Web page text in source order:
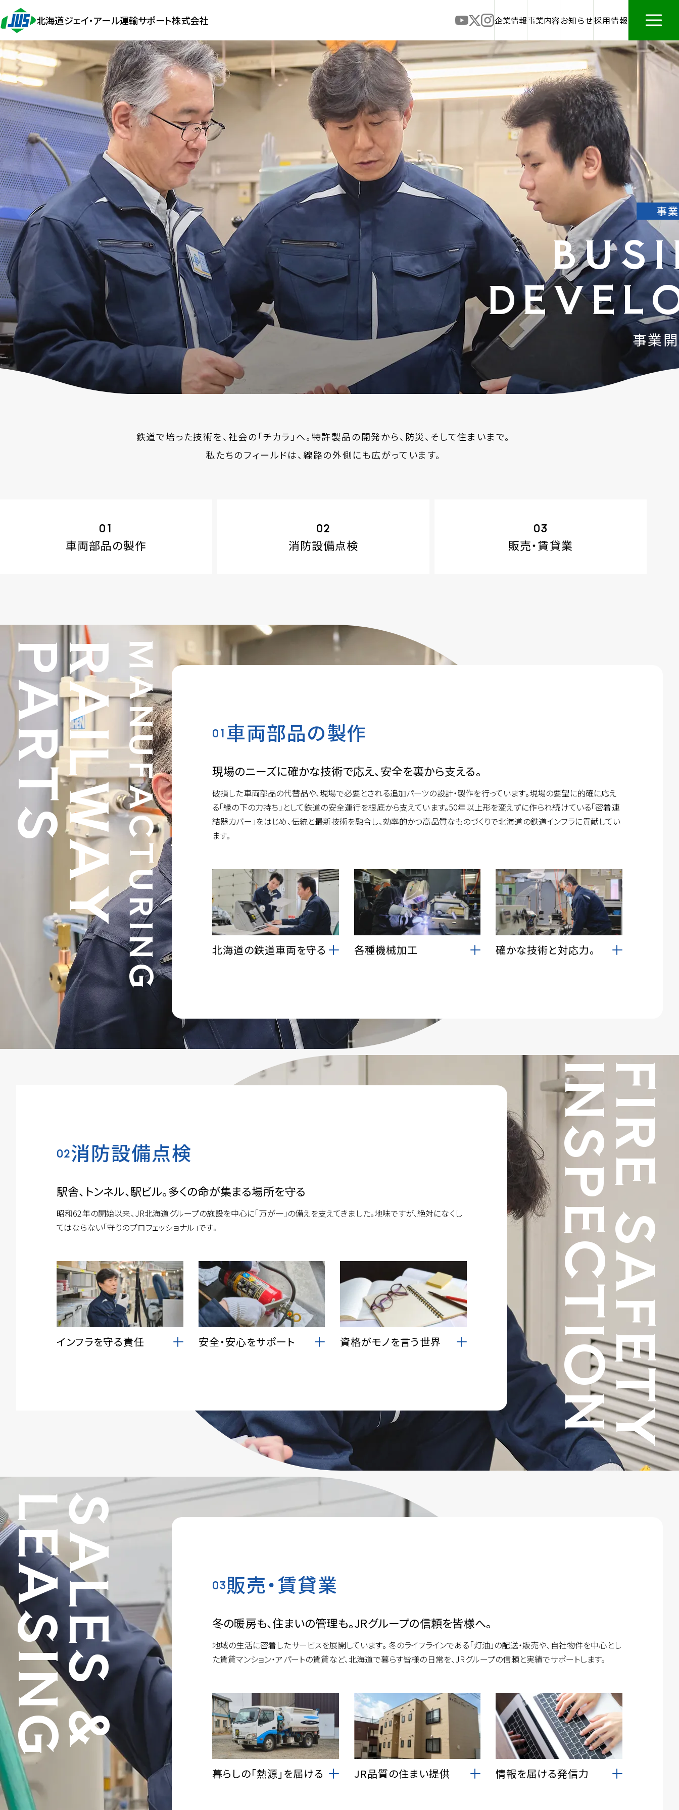
北海道ジェイ・アール運輸サポート株式会社 企業情報事業内容お知らせ採用情報 お問い合わせ
開く
企業情報
代表あいさつ
会社概要
組織図
事業所所在地
決算公告
企業ビジョン
沿革
情報公開
事業内容
JR北海道受託業務部門
鉄道車両のメンテナンス
鉄道車両の清掃
事業開発部門
車両部品の製作
消防設備点検
販売・賃貸業
賃貸情報
求人採用トップ
メッセージ
働く環境・制度
先輩社員の声一覧
正社員採用
パート採用
よくある質問 お問い合わせ ソーシャルメディアポリシー プライバシーポリシー
事
事業
鉄道で培った技術を、社会の「チカラ」へ。特許製品の開発から、防災、そして住まいまで。
私たちのフィールドは、線路の外側にも広がっています。
01
車両部品の製作
02
消防設備点検
03
販売・賃貸業
MANUFACTURING
RAILWAY
PARTS 01 車両部品の製作
現場のニーズに確かな技術で応え、安全を裏から支える。
破損した車両部品の代替品や、現場で必要とされる追加パーツの設計・製作を行っています。現場の要望に的確に応え
る「縁の下の力持ち」として鉄道の安全運行を根底から支えています。50年以上形を変えずに作られ続けている「密着連
結器カバー」をはじめ、伝統と最新技術を融合し、効率的かつ高品質なものづくりで北海道の鉄道インフラに貢献してい
ます。
北海道の鉄道車両を守る
で北海道の鉄道を守っています。
各種機械加工
製作を行っています。
確かな技術と対応力。
FIRE SAFETY
INSPECTION
02消防設備点検
駅舎、トンネル、駅ビル。多くの命が集まる場所を守る
昭和62年の開始以来、JR北海道グループの施設を中心に「万が一」の備えを支えてきました。地味ですが、絶対になくし
てはならない「守りのプロフェッショナル」です。
インフラを守る責任 安全・安心をサポート
本の消火器点検を行っています。経
験と実績を生かした確かな技術
で、お客様の安全・安心をサポート
資格がモノを言う世界
SALES &
LEASING 03販売・賃貸業
冬の暖房も、住まいの管理も。JRグループの信頼を皆様へ。
地域の生活に密着したサービスを展開しています。 冬のライフラインである「灯油」の配送・販売や、自社物件を中心とし
た賃貸マンション・アパートの賃貸など、北海道で暮らす皆様の日常を、JRグループの信頼と実績でサポートします。
暮らしの「熱源」を届ける JR品質の住まい提供 情報を届ける発信力